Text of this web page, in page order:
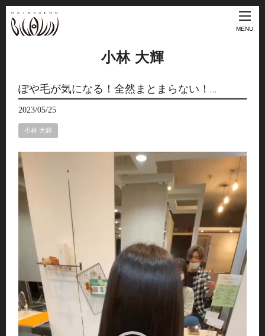
MENU
小林 大輝
ぽや毛が気になる！全然まとまらない！…
2023/05/25
小林 大輝
動
画
プ
ー